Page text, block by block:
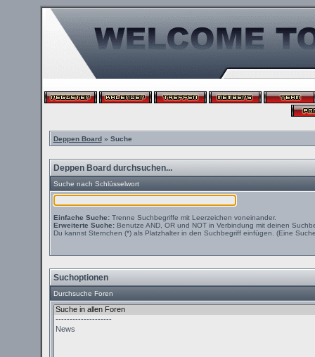
Deppen Board» Suche
Deppen Board durchsuchen...
Suche nach Schlüsselwort
Einfache Suche:Trenne Suchbegriffe mit Leerzeichen voneinander.
Erweiterte Suche:Benutze AND, OR und NOT in Verbindung mit deinen
Du kannst Sternchen (*) als Platzhalter in den Suchbegriff einfügen. (Eine
Suchoptionen
Durchsuche Foren